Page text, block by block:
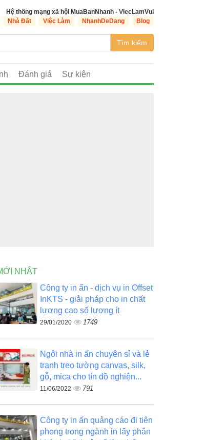
Hệ thống mạng xã hội MuaBanNhanh - ViecLamVui
Nhà Đất Việc Làm NhanhDeDang Blog
Tìm kiếm
Đánh giá Sự kiện
NHẤT
Công ty in ấn - dịch vụ in Offset
InKTS - giải pháp cho in chất
lượng cao số lượng ít
29/01/2020 1749
Ngôi nhà in ấn chuyên sỉ và lẻ
tranh treo tường canvas, silk,
gỗ, mica cho tín đồ nghiện...
11/06/2022 791
Công ty in ấn quảng cáo đi tiên
phong trong ngành in lấy phân